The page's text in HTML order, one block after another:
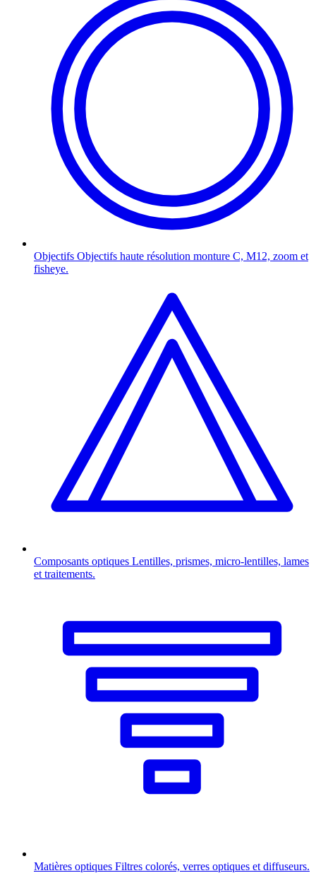
Objectifs Objectifs haute résolution monture C, M12, zoom et
fisheye.
Composants optiques Lentilles, prismes, micro-lentilles, lames
et traitements.
Matières optiques Filtres colorés, verres optiques et diffuseurs.